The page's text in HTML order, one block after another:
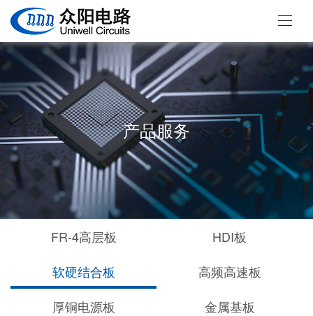
产品服务
FR-4高层板
HDI板
软硬结合板
高频高速板
厚铜电源板
金属基板